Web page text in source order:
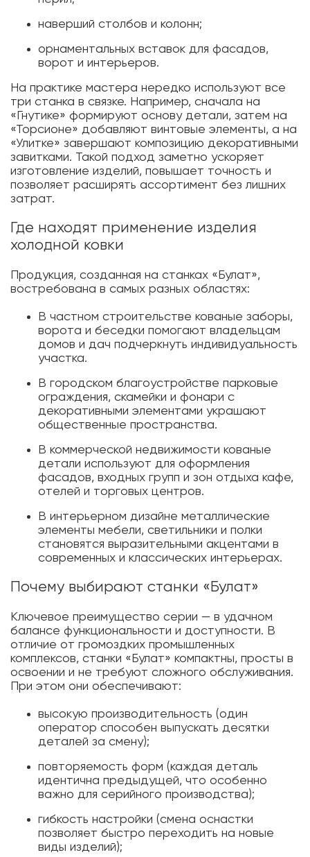
наверший столбов и колонн;
орнаментальных вставок для фасадов,
ворот и интерьеров.
На практике мастера нередко используют все
три станка в связке. Например, сначала на
«Гнутике» формируют основу детали, затем на
«Торсионе» добавляют винтовые элементы, а на
«Улитке» завершают композицию декоративными
завитками. Такой подход заметно ускоряет
изготовление изделий, повышает точность и
позволяет расширять ассортимент без лишних
затрат.
Где находят применение изделия
холодной ковки
Продукция, созданная на станках «Булат»,
востребована в самых разных областях:
В частном строительстве кованые заборы,
ворота и беседки помогают владельцам
домов и дач подчеркнуть индивидуальность
участка.
В городском благоустройстве парковые
ограждения, скамейки и фонари с
декоративными элементами украшают
общественные пространства.
В коммерческой недвижимости кованые
детали используют для оформления
фасадов, входных групп и зон отдыха кафе,
отелей и торговых центров.
В интерьерном дизайне металлические
элементы мебели, светильники и полки
становятся выразительными акцентами в
современных и классических интерьерах.
Почему выбирают станки «Булат»
Ключевое преимущество серии — в удачном
балансе функциональности и доступности. В
отличие от громоздких промышленных
комплексов, станки «Булат» компактны, просты в
освоении и не требуют сложного обслуживания.
При этом они обеспечивают:
высокую производительность (один
оператор способен выпускать десятки
деталей за смену);
повторяемость форм (каждая деталь
идентична предыдущей, что особенно
важно для серийного производства);
гибкость настройки (смена оснастки
позволяет быстро переходить на новые
виды изделий);